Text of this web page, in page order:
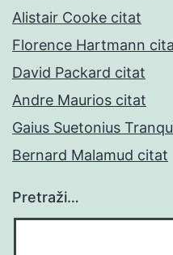
Alistair Cooke citat
Florence Hartmann
David Packard citat
Andre Maurios citat
Gaius Suetonius
Bernard Malamud citat
Pretraži…